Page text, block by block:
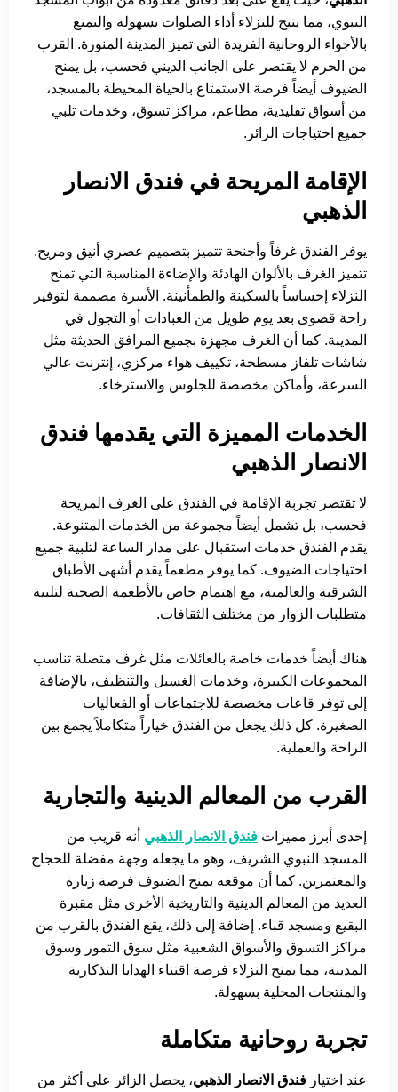
النبوي، مما يتيح للنزلاء أداء الصلوات بسهولة والتمتع
بالأجواء الروحانية الفريدة التي تميز المدينة المنورة. القرب
من الحرم لا يقتصر على الجانب الديني فحسب، بل يمنح
الضيوف أيضاً فرصة الاستمتاع بالحياة المحيطة بالمسجد،
من أسواق تقليدية، مطاعم، مراكز تسوق، وخدمات تلبي
جميع احتياجات الزائر.
الإقامة المريحة في فندق الانصار
الذهبي
يوفر الفندق غرفاً وأجنحة تتميز بتصميم عصري أنيق ومريح.
تتميز الغرف بالألوان الهادئة والإضاءة المناسبة التي تمنح
النزلاء إحساساً بالسكينة والطمأنينة. الأسرة مصممة لتوفير
راحة قصوى بعد يوم طويل من العبادات أو التجول في
المدينة. كما أن الغرف مجهزة بجميع المرافق الحديثة مثل
شاشات تلفاز مسطحة، تكييف هواء مركزي، إنترنت عالي
السرعة، وأماكن مخصصة للجلوس والاسترخاء.
الخدمات المميزة التي يقدمها فندق
الانصار الذهبي
لا تقتصر تجربة الإقامة في الفندق على الغرف المريحة
فحسب، بل تشمل أيضاً مجموعة من الخدمات المتنوعة.
يقدم الفندق خدمات استقبال على مدار الساعة لتلبية جميع
احتياجات الضيوف. كما يوفر مطعماً يقدم أشهى الأطباق
الشرقية والعالمية، مع اهتمام خاص بالأطعمة الصحية لتلبية
متطلبات الزوار من مختلف الثقافات.
هناك أيضاً خدمات خاصة بالعائلات مثل غرف متصلة تناسب
المجموعات الكبيرة، وخدمات الغسيل والتنظيف، بالإضافة
إلى توفر قاعات مخصصة للاجتماعات أو الفعاليات
الصغيرة. كل ذلك يجعل من الفندق خياراً متكاملاً يجمع بين
الراحة والعملية.
القرب من المعالم الدينية والتجارية
إحدى أبرز مميزات فندق الانصار الذهبي أنه قريب من
المسجد النبوي الشريف، وهو ما يجعله وجهة مفضلة للحجاج
والمعتمرين. كما أن موقعه يمنح الضيوف فرصة زيارة
العديد من المعالم الدينية والتاريخية الأخرى مثل مقبرة
البقيع ومسجد قباء. إضافة إلى ذلك، يقع الفندق بالقرب من
مراكز التسوق والأسواق الشعبية مثل سوق التمور وسوق
المدينة، مما يمنح النزلاء فرصة اقتناء الهدايا التذكارية
والمنتجات المحلية بسهولة.
تجربة روحانية متكاملة
عند اختيار فندق الانصار الذهبي، يحصل الزائر على أكثر من